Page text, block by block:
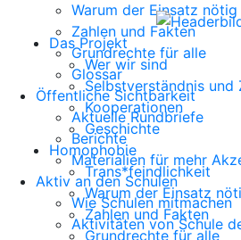
Warum der Einsatz nötig
Zahlen und Fakten
Grundrechte für alle
Glossar
Öffentliche Sichtbarkeit
Aktuelle Rundbriefe
Berichte
Materialien für mehr
Aktiv an den Schulen
Wie Schulen mitmachen
Aktivitäten von Schule
Das Projekt
Wer wir sind
Selbstverständnis und
Kooperationen
Geschichte
Homophobie
Trans*feindlichkeit
Warum der Einsatz
Zahlen und Fakten
Grundrechte für alle